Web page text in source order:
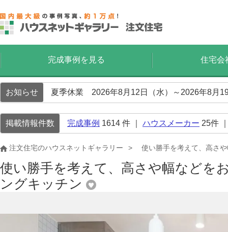
完成事例を見る 住宅会
お知らせ 夏季休業 2026年8月12日（水）～2026年8月
掲載情報件数 完成事例 1614 件 ｜ ハウスメーカー 25件
注文住宅のハウスネットギャラリー 使い勝手を考えて、高さ
使い勝手を考えて、高さや幅などを
ングキッチン